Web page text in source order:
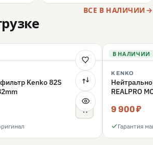
ВСЕ В НАЛИЧИИ
Kenko 82S
В НАЛИЧИИ
KENKO
REALPRO
9 900 ₽
Гарантия